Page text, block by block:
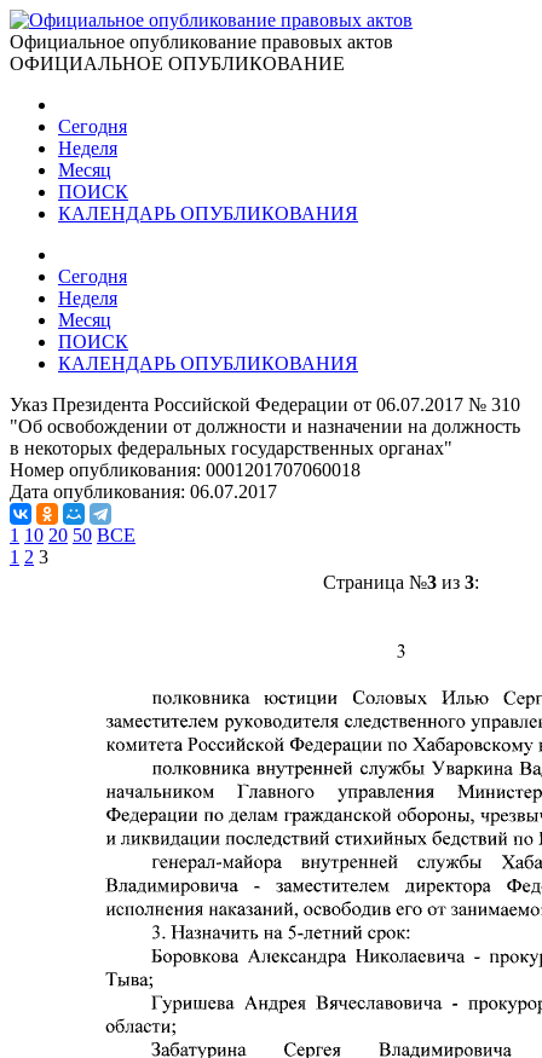
Официальное опубликование правовых актов
ОФИЦИАЛЬНОЕ ОПУБЛИКОВАНИЕ
Сегодня
Неделя
Месяц
ПОИСК
КАЛЕНДАРЬ ОПУБЛИКОВАНИЯ
Сегодня
Неделя
Месяц
ПОИСК
КАЛЕНДАРЬ ОПУБЛИКОВАНИЯ
Указ Президента Российской Федерации от 06.07.2017 № 310
"Об освобождении от должности и назначении на должность
в некоторых федеральных государственных органах"
Номер опубликования: 0001201707060018
Дата опубликования: 06.07.2017
1 10 20 50 ВСЕ
1 2 3
Страница №3из 3: